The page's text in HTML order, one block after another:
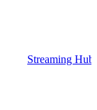
Streaming Hub